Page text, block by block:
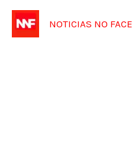
para
NOTICIAS NO FACE